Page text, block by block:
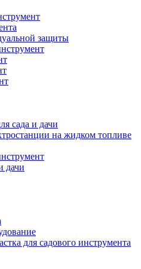
защиты
сада и дачи
на жидком топливе
дачи
для садового инструмента